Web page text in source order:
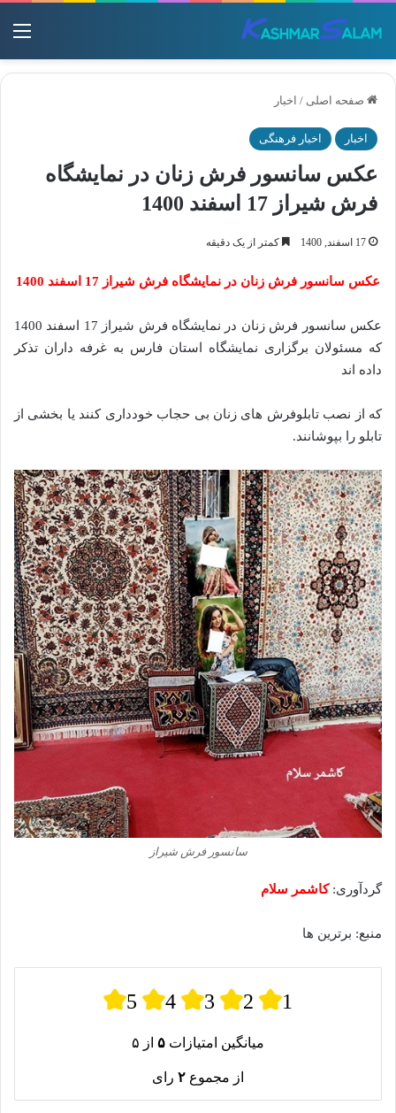
صفحه اصلی / اخبار
اخبار اخبار فرهنگی
عکس سانسور فرش زنان در نمایشگاه
فرش شیراز 17 اسفند 1400
17 اسفند, 1400 کمتر از یک دقیقه
عکس سانسور فرش زنان در نمایشگاه فرش شیراز 17 اسفند 1400
عکس سانسور فرش زنان در نمایشگاه فرش شیراز 17 اسفند 1400
که مسئولان برگزاری نمایشگاه استان فارس به غرفه‌ داران تذکر
داده‌ اند
که از نصب تابلوفرش‌ های زنان بی‌ حجاب خودداری کنند یا بخشی از
تابلو را بپوشانند.
سانسور فرش شیراز
گردآوری:کاشمر سلام
منبع: برترین ها
5 4 3 2 1
میانگین امتیازات ۵ از ۵
از مجموع ۲ رای